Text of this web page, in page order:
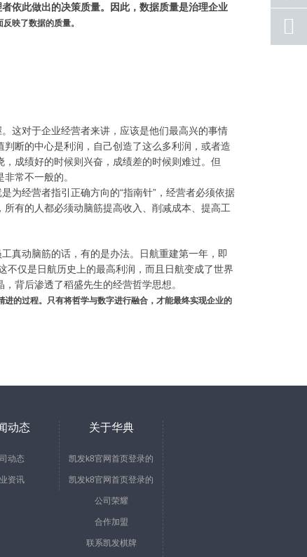
依此做出的决策质量。因此，数据质量是治理企业
映了数据的质量。
这对于企业经营者来讲，应该是他们最高兴的事情
断的中心是利润，自己创造了这么多利润，或者造
成绩好的时候则兴奋，成绩差的时候则难过。但
常不一般的。
为经营者指引正确方向的“指南针”，经营者必须依据
有的人都必须动脑筋提高收入、削减成本、提高工
真动脑筋的话，有的是办法。日航重建第一年，即
仅是日航历史上的最高利润，而且日航变成了世界
背后渗透了稻盛先生的经营哲学思想。
的过程。只有将哲学与数字进行融合，才能最终实现企业的
动态
动态
资讯
关于华典
凯发k8官网首页登录的
简介
凯发k8官网首页登录的
文化
公司荣耀
合作加盟
联系凯发棋牌
qq
联系